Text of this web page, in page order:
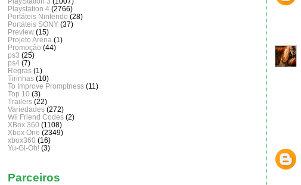
Playstation 4 (2766)
Portáteis Nintendo (28)
Portáteis SONY (37)
Preview (15)
Projeto Arena (1)
Promoção (44)
ps3 (25)
ps4 (7)
Regras (1)
Tirinhas (10)
To Improve Promptness (11)
Top 10 (3)
Trailers (22)
Variedades (272)
Wii Friend Codes (2)
XBox 360 (1108)
Xbox One (2349)
xbox360 (16)
Yu-Gi-Oh! (3)
Parceiros